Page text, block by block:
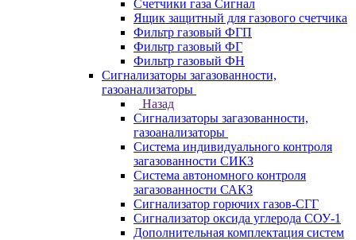
Счетчики газа Сигнал
Ящик защитный для газового счетчика
Фильтр газовый ФГП
Фильтр газовый ФГ
Фильтр газовый ФН
Сигнализаторы загазованности,
газоанализаторы
Назад
Сигнализаторы загазованности,
газоанализаторы
Система индивидуального контроля
загазованности СИКЗ
Система автономного контроля
загазованности САКЗ
Сигнализатор горючих газов-СГГ
Сигнализатор оксида углерода СОУ-1
Дополнительная комплектация систем